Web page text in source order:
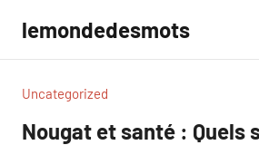
contenu
lemondedesmots
Uncategorized
Nougat et santé : Quels